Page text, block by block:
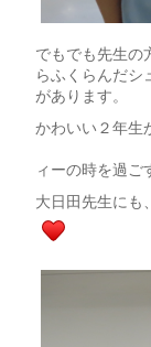
でもでも先生の
らふくらんだシ
があります。
かわいい２年生
ィーの時を過ご
大日田先生にも